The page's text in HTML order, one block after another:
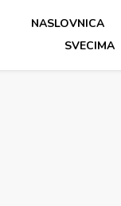
Jutarnja
večernja
NASLOVNICA
SVECIMA